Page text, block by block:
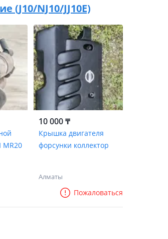
(J10/NJ10/JJ10E)
MR20
10 000 ₸
Крышка двигателя
форсунки коллектор
Алматы
Пожаловаться